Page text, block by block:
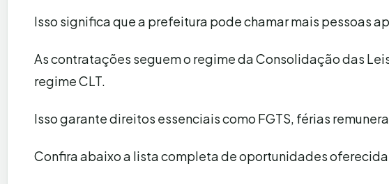
Isso significa que a prefeitura pode chamar mais pessoas
As contratações seguem o regime da Consolidação das
regime CLT.
Isso garante direitos essenciais como FGTS, férias
Confira abaixo a lista completa de oportunidades